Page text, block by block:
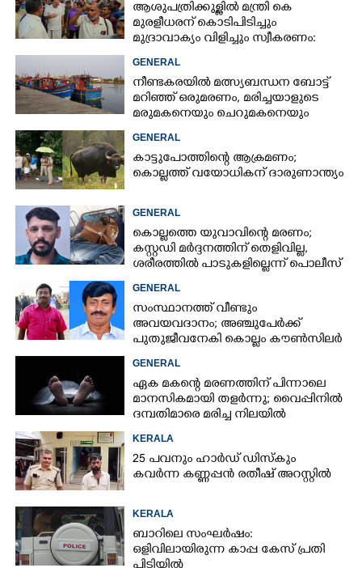
ആശുപത്രിക്കുള്ളിൽ മന്ത്രി കെ
മുരളീധരന് കൊടിപിടിച്ചും
മുദ്രാവാക്യം വിളിച്ചും സ്വീകരണം:
പിന്നാലെ വ്യാപകവിമർശനം
GENERAL
നീണ്ടകരയിൽ മത്സ്യബന്ധന ബോട്ട്
മറിഞ്ഞ്​ ഒരുമരണം,​ മരിച്ചയാളുടെ
മരുമകനെയും ചെറുമകനെയും
കാണാനില്ല
GENERAL
കാട്ടുപോത്തിന്റെ ആക്രമണം;
കൊല്ലത്ത് വയോധികന് ദാരുണാന്ത്യം
GENERAL
കൊല്ലത്തെ യുവാവിന്റെ മരണം;
കസ്റ്റഡി മർദ്ദനത്തിന് തെളിവില്ല,
ശരീരത്തിൽ പാടുകളില്ലെന്ന് പൊലീസ്
GENERAL
സംസ്ഥാനത്ത് വീണ്ടും
അവയവദാനം; അഞ്ചുപേർക്ക്
പുതുജീവനേകി കൊല്ലം കൗൺസിലർ
ബി അജിത് കുമാർ
GENERAL
ഏക മകന്റെ മരണത്തിന് പിന്നാലെ
മാനസികമായി തളർന്നു; വൈപ്പിനിൽ
ദമ്പതിമാരെ മരിച്ച നിലയിൽ
കണ്ടെത്തി
KERALA
25 പവനും ഹാർഡ് ഡിസ്കും
കവർന്ന കണ്ണപ്പൻ രതീഷ് അറസ്റ്റിൽ
KERALA
ബാറിലെ സംഘർഷം:
ഒളിവിലായിരുന്ന കാപ്പ കേസ് പ്രതി